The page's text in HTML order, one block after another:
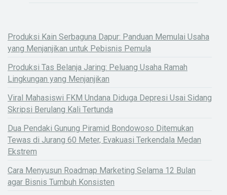
Produksi Kain Serbaguna Dapur: Panduan Memulai Usaha
yang Menjanjikan untuk Pebisnis Pemula
Produksi Tas Belanja Jaring: Peluang Usaha Ramah
Lingkungan yang Menjanjikan
Viral Mahasiswi FKM Undana Diduga Depresi Usai Sidang
Skripsi Berulang Kali Tertunda
Dua Pendaki Gunung Piramid Bondowoso Ditemukan
Tewas di Jurang 60 Meter, Evakuasi Terkendala Medan
Ekstrem
Cara Menyusun Roadmap Marketing Selama 12 Bulan
agar Bisnis Tumbuh Konsisten